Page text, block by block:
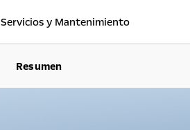
Servicios y Mantenimiento
Resumen